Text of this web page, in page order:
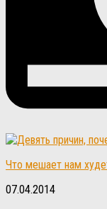
Что мешает нам
07.04.2014